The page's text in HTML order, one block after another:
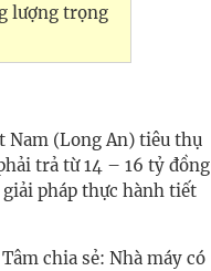
lượng trọng
Nam (Long An) tiêu thụ
trả từ 14 – 16 tỷ đồng
pháp thực hành tiết
chia sẻ: Nhà máy có